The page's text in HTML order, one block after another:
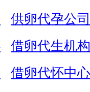
供卵代孕公司
借卵代生机构
借卵代怀中心